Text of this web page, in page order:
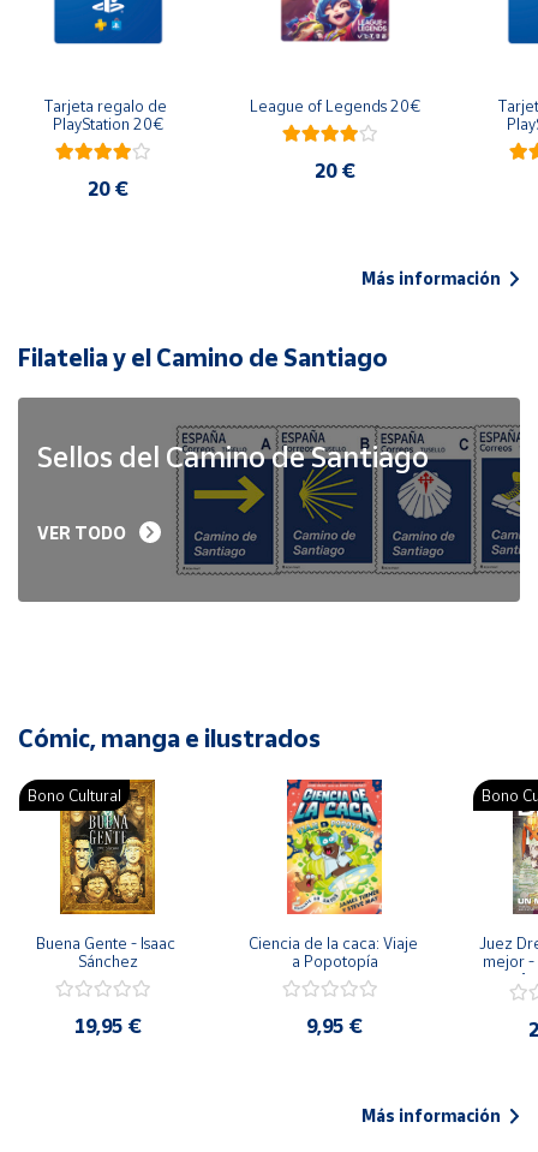
Tarjeta regalo de
PlayStation 20€
20 €
League of Legends 20€
20 €
Más información
Filatelia y el Camino de Santiago
Sellos del Camino de Santiago
VER TODO
Cómic, manga e ilustrados
Bono Cultural
Buena Gente - Isaac
Sánchez
19,95 €
Ciencia de la caca: Viaje
a Popotopía
9,95 €
Bono
Juez
mejor -
Más información